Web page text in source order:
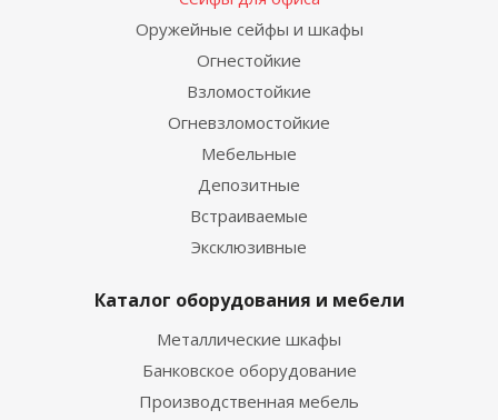
Оружейные сейфы и шкафы
Огнестойкие
Взломостойкие
Огневзломостойкие
Мебельные
Депозитные
Встраиваемые
Эксклюзивные
Каталог оборудования и мебели
Металлические шкафы
Банковское оборудование
Производственная мебель